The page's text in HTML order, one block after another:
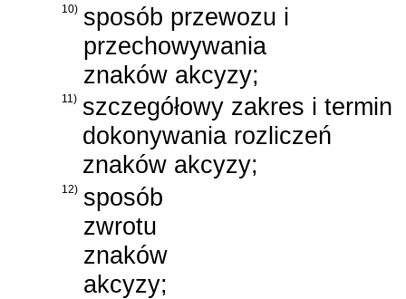
10) sposób przewozu i
przechowywania
znaków akcyzy;
11) szczegółowy zakres i termin
dokonywania rozliczeń
znaków akcyzy;
12) sposób
zwrotu
znaków
akcyzy;